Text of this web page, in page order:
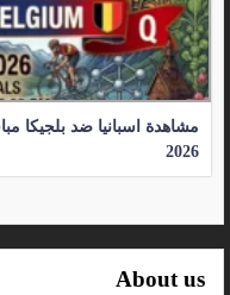
مشاهدة اسبانيا ضد بلجيكا
2026
About us